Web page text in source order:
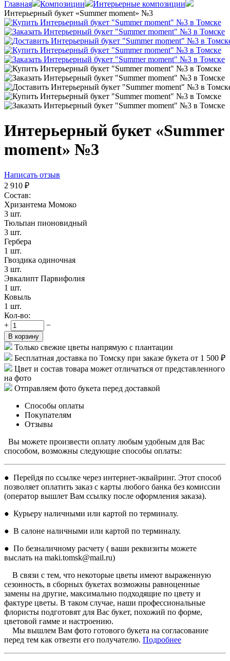
Главная Композиции
Интерьерные композиции
Интерьерный букет «Summer moment» №3
Интерьерный букет «Summer
moment» №3
Написать отзыв
2 910 ₽
Состав:
Хризантема Момоко
3 шт.
Тюльпан пионовидный
3 шт.
Гербера
1 шт.
Гвоздика одиночная
3 шт.
Эвкалипт Парвифолия
1 шт.
Ковыль
1 шт.
Кол-во:
+
−
В корзину
Только свежие цветы напрямую с плантации
Бесплатная доставка по Томску при заказе букета от 1 500 ₽
Цвет и состав товара может отличаться от представленного
на фото
Отправляем фото букета перед доставкой
Способы оплаты
Покупателям
Отзывы
Вы можете произвести оплату любым удобным для Вас
способом, возможны следующие способы оплаты:
● Перейдя по ссылке через интернет-эквайринг. Этот способ
позволяет оплатить заказ с карты любого банка без комиссии
(оператор вышлет Вам ссылку после оформления заказа).
● Курьеру наличными или картой по терминалу.
● В салоне наличными или картой по терминалу.
● По безналичному расчету ( ваши реквизиты можете
выслать на maki.tomsk@mail.ru)
В связи с тем, что некоторые цветы имеют выраженную
сезонность, в сборных букетах возможны равноценные
замены на другие, максимально подходящие по цвету и
фактуре цветы. В таком случае, наши профессиональные
флористы подготовят для Вас букет, похожий по форме,
цветовой гамме и настроению.
Мы вышлем Вам фото готового букета на согласование
перед тем как отвезти его получателю. Подробнее